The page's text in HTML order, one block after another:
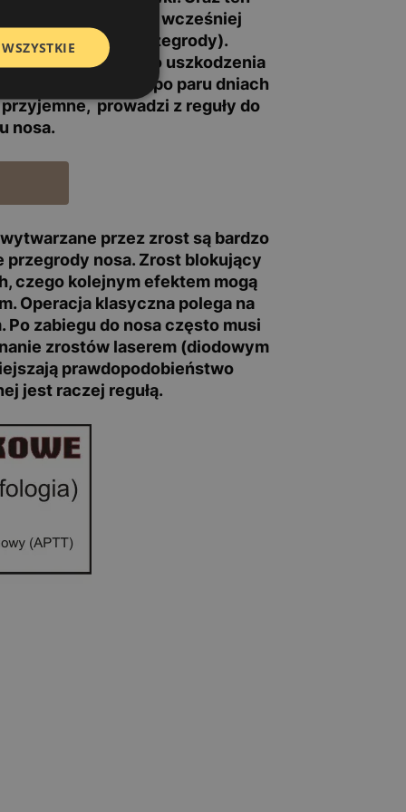
z przebytym wcześniej
skrzywionej przegrody).
do znacznego uszkodzenia
Usuwanie z nosa po paru dniach
prowadzi z reguły do
nosa.
przez zrost są bardzo
przegrody nosa. Zrost blokujący
czego kolejnym efektem mogą
Operacja klasyczna polega na
zabiegu do nosa często musi
zrostów laserem (diodowym
prawdopodobieństwo
jest raczej regułą.